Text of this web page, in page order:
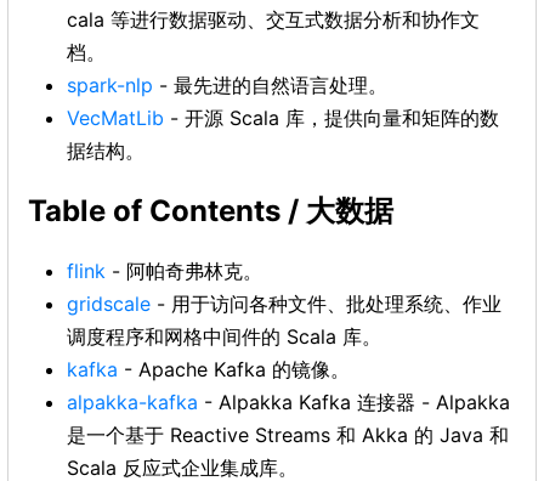
cala 等进行数据驱动、交互式数据分析和协作文
档。
spark-nlp - 最先进的自然语言处理。
VecMatLib - 开源 Scala 库，提供向量和矩阵的数
据结构。
Table of Contents / 大数据
flink - 阿帕奇弗林克。
gridscale - 用于访问各种文件、批处理系统、作业
调度程序和网格中间件的 Scala 库。
kafka - Apache Kafka 的镜像。
alpakka-kafka - Alpakka Kafka 连接器 - Alpakka
是一个基于 Reactive Streams 和 Akka 的 Java 和
Scala 反应式企业集成库。